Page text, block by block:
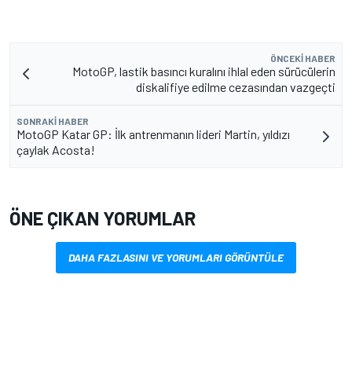
ÖNCEKI HABER
MotoGP, lastik basıncı kuralını ihlal eden sürücülerin
diskalifiye edilme cezasından vazgeçti
SONRAKI HABER
MotoGP Katar GP: İlk antrenmanın lideri Martin, yıldızı
çaylak Acosta!
ÖNE ÇIKAN YORUMLAR
DAHA FAZLASINI VE YORUMLARI GÖRÜNTÜLE